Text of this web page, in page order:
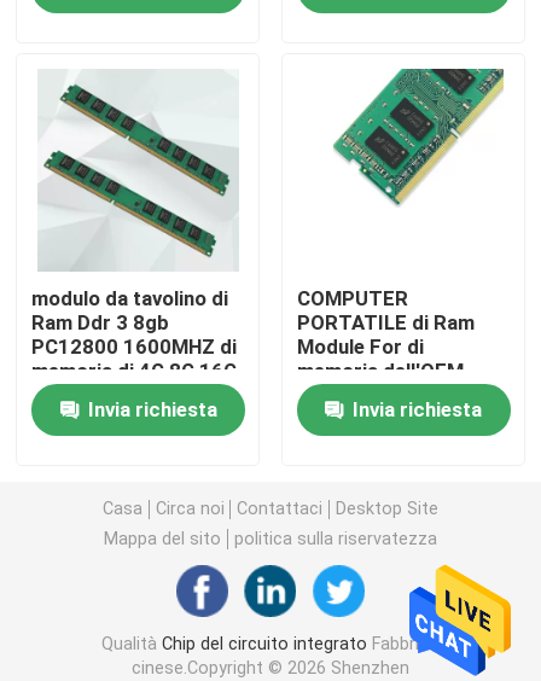
chip di memoria flash CI
Circuito integrato del TI
Circuito integrato della st
Circuito integrato di Intel
Chip di NXP IC
Chip di ATMEL
Chip di IC del transistor
Circuito integrato di SMD
modulo da tavolino di
Ram Ddr 3 8gb
PC12800 1600MHZ di
memoria di 4G 8G 16G
Invia richiesta
COMPUTER
PORTATILE di Ram
Module For di
memoria dell'OEM
DDR3 1600MHz 4GB
SO-DIMM 240pin
Invia richiesta
Casa Circa noi Contattaci
Desktop Site
Mappa del sito
politica sulla riservatezza
QualitàChip del circuito integrato Fabbrica
cinese.Copyright © 2026 Shenzhen